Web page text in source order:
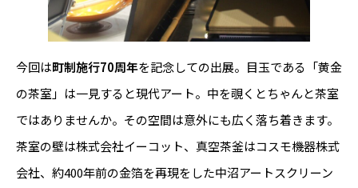
今回は町制施行70周年を記念しての出展。目玉である「黄金
の茶室」は一見すると現代アート。中を覗くとちゃんと茶室
ではありませんか。その空間は意外にも広く落ち着きます。
茶室の壁は株式会社イーコット、真空茶釜はコスモ機器株式
会社、約400年前の金箔を再現をした中沼アートスクリーン